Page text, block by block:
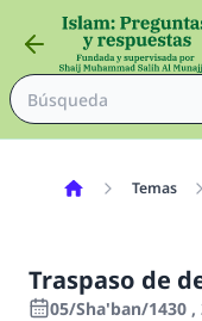
Temas
Traspaso de
05/Sha'ban/1430